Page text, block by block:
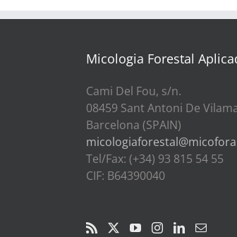
Micologia Forestal
Cami Del Fou, s/n.
08459 Sant Antoni De
Barcelona (SPAIN)
Tel/Fax: (+34) 93 815 54 55
CIF: B64390040